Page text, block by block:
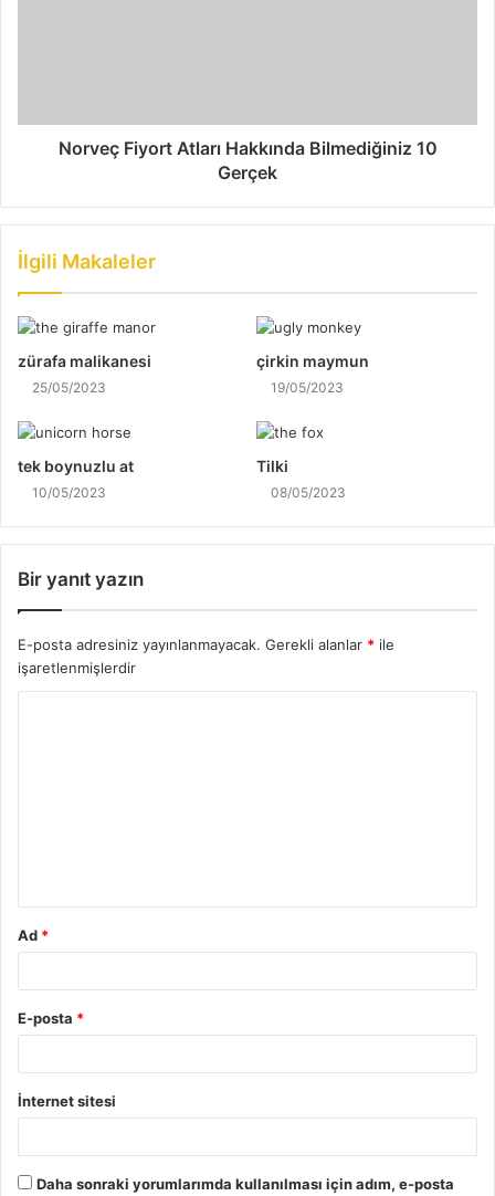
Norveç Fiyort Atları Hakkında Bilmediğiniz 10
Gerçek
İlgili Makaleler
zürafa malikanesi
25/05/2023
çirkin maymun
19/05/2023
tek boynuzlu at
10/05/2023
Tilki
08/05/2023
Bir yanıt yazın
E-posta adresiniz yayınlanmayacak. Gerekli alanlar * ile
işaretlenmişlerdir
Ad *
E-posta *
İnternet sitesi
Daha sonraki yorumlarımda kullanılması için adım, e-posta